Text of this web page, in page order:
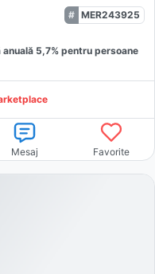
MER243925
anuală 5,7% pentru persoane
Mesaj Favorite